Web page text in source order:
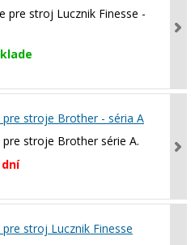
pre stroj Lucznik Finesse -
pre stroje Brother - séria A
pre stroje Brother série A.
dní
stroj Lucznik Finesse